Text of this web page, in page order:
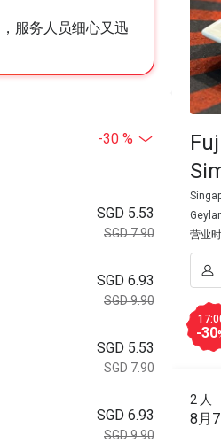
服务人员细心又迅
-30 %
SGD 5.53
SGD 7.90
SGD 6.93
SGD 9.90
SGD 5.53
SGD 7.90
SGD 6.93
SGD 9.90
营业
-30
2 人
8月